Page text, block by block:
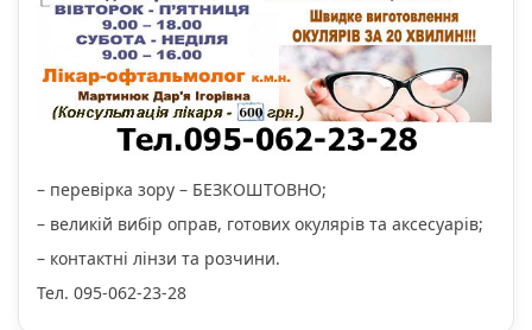
– перевірка зору – БЕЗКОШТОВНО;
– великій вибір оправ, готових окулярів та аксесуарів;
– контактні лінзи та розчини.
Тел. 095-062-23-28